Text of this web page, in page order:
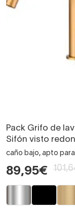
Pack Grifo de
Sifón visto
caño bajo, apto
89,95€